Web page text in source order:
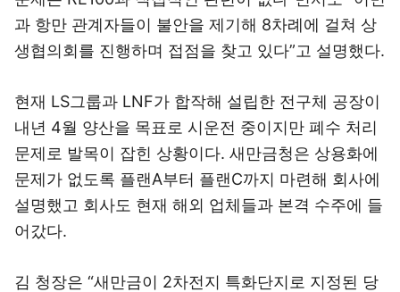
과 항만 관계자들이 불안을 제기해 8차례에 걸쳐 상
생협의회를 진행하며 접점을 찾고 있다”고 설명했다.
현재 LS그룹과 LNF가 합작해 설립한 전구체 공장이
내년 4월 양산을 목표로 시운전 중이지만 폐수 처리
문제로 발목이 잡힌 상황이다. 새만금청은 상용화에
문제가 없도록 플랜A부터 플랜C까지 마련해 회사에
설명했고 회사도 현재 해외 업체들과 본격 수주에 들
어갔다.
김 청장은 “새만금이 2차전지 특화단지로 지정된 당